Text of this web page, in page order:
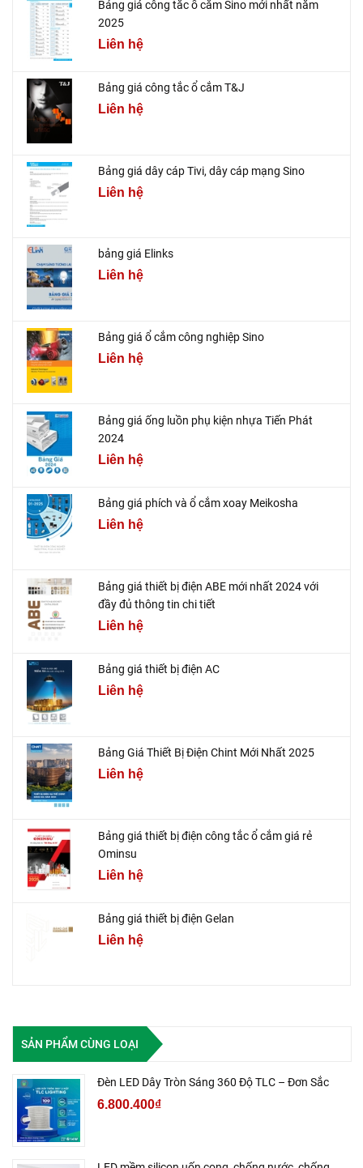
Bảng giá công tắc ổ cắm Sino mới nhất năm
2025
Liên hệ
Bảng giá công tắc ổ cắm T&J
Liên hệ
Bảng giá dây cáp Tivi, dây cáp mạng Sino
Liên hệ
bảng giá Elinks
Liên hệ
Bảng giá ổ cắm công nghiệp Sino
Liên hệ
Bảng giá ống luồn phụ kiện nhựa Tiến Phát
2024
Liên hệ
Bảng giá phích và ổ cắm xoay Meikosha
Liên hệ
Bảng giá thiết bị điện ABE mới nhất 2024 với
đầy đủ thông tin chi tiết
Liên hệ
Bảng giá thiết bị điện AC
Liên hệ
Bảng Giá Thiết Bị Điện Chint Mới Nhất 2025
Liên hệ
Bảng giá thiết bị điện công tắc ổ cắm giá rẻ
Ominsu
Liên hệ
Bảng giá thiết bị điện Gelan
Liên hệ
SẢN PHẨM CÙNG LOẠI
Đèn LED Dây Tròn Sáng 360 Độ TLC – Đơn Sắc
6.800.400₫